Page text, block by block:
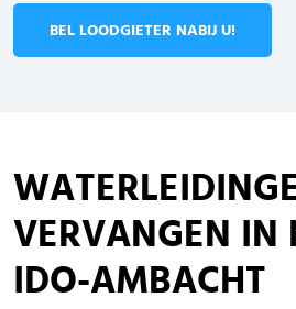
BEL LOODGIETER NABIJ U!
VERVANGEN IN
IDO-AMBACHT